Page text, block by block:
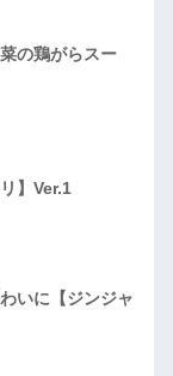
の鶏がらスー
】Ver.1
いに【ジンジャ